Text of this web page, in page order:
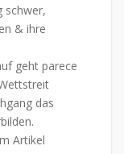
schwer,
& ihre
geht parece
das
Artikel